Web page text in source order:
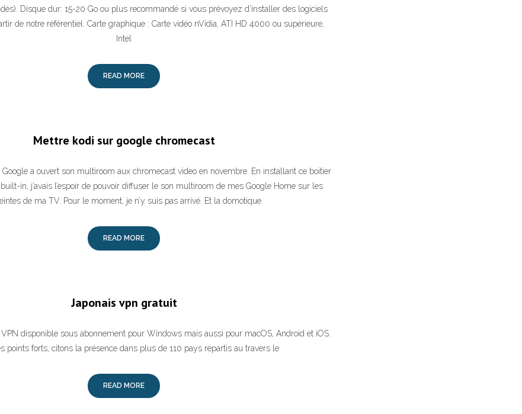
Disque dur: 15-20 Go ou plus recommandé si vous prévoyez d’installer des logiciels
de notre référentiel. Carte graphique : Carte vidéo nVidia, ATI HD 4000 ou supérieure,
Intel
READ MORE
Mettre kodi sur google chromecast
a ouvert son multiroom aux chromecast video en novembre. En installant ce boitier
in, j’avais l’espoir de pouvoir diffuser le son multiroom de mes Google Home sur les
de ma TV. Pour le moment, je n’y suis pas arrivé. Et la domotique
READ MORE
Japonais vpn gratuit
VPN disponible sous abonnement pour Windows mais aussi pour macOS, Android et iOS.
points forts, citons la présence dans plus de 110 pays répartis au travers le
READ MORE